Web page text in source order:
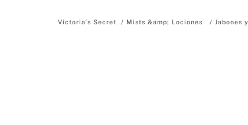
Mists &amp; Lociones Jabones